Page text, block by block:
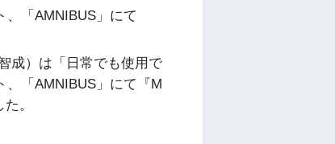
「AMNIBUS」にて
成）は「日常でも使用で
「AMNIBUS」にて『M
。